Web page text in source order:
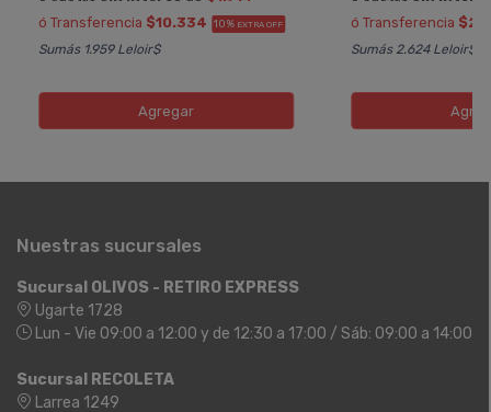
ó Transferencia $10.334 10% EXTRA OFF
Sumás 1.959 Leloir$
Agregar
ó Transferencia
Sumás 2.624 Leloir$
Nuestras sucursales
Sucursal OLIVOS - RETIRO EXPRESS
Ugarte 1728
Lun - Vie 09:00 a 12:00 y de 12:30 a 17:00 / Sáb: 09:00 a 14:00
Sucursal RECOLETA
Larrea 1249